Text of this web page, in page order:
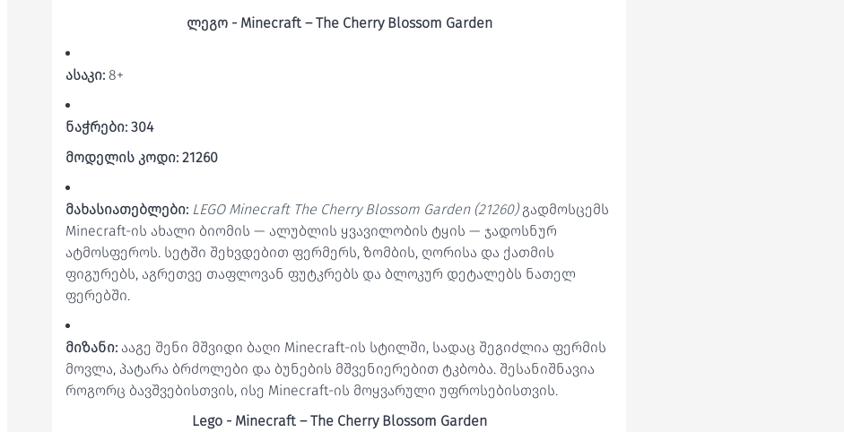
ლეგო - Minecraft – The Cherry Blossom Garden
ასაკი: 8+
ნაჭრები: 304
მოდელის კოდი: 21260
მახასიათებლები: LEGO Minecraft The Cherry Blossom Garden (21260)გადმოსცემს
Minecraft-ის ახალი ბიომის — ალუბლის ყვავილობის ტყის — ჯადოსნურ
ატმოსფეროს. სეტში შეხვდებით ფერმერს, ზომბის, ღორისა და ქათმის
ფიგურებს, აგრეთვე თაფლოვან ფუტკრებს და ბლოკურ დეტალებს ნათელ
ფერებში.
მიზანი: ააგე შენი მშვიდი ბაღი Minecraft-ის სტილში, სადაც შეგიძლია ფერმის
მოვლა, პატარა ბრძოლები და ბუნების მშვენიერებით ტკბობა. შესანიშნავია
როგორც ბავშვებისთვის, ისე Minecraft-ის მოყვარული უფროსებისთვის.
Lego - Minecraft – The Cherry Blossom Garden